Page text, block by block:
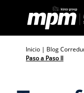
content
Inicio | Blog
Paso a Paso II